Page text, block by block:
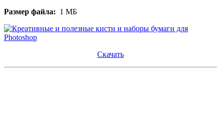
Размер файла: 1 МБ
Скачать